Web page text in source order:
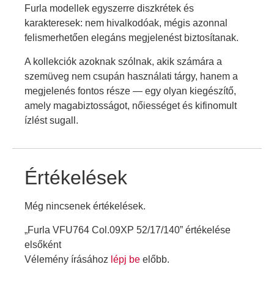
Furla modellek egyszerre diszkrétek és
karakteresek: nem hivalkodóak, mégis azonnal
felismerhetően elegáns megjelenést biztosítanak.
A kollekciók azoknak szólnak, akik számára a
szemüveg nem csupán használati tárgy, hanem a
megjelenés fontos része — egy olyan kiegészítő,
amely magabiztosságot, nőiességet és kifinomult
ízlést sugall.
Értékelések
Még nincsenek értékelések.
„Furla VFU764 Col.09XP 52/17/140” értékelése
elsőként
Vélemény írásához lépj be előbb.